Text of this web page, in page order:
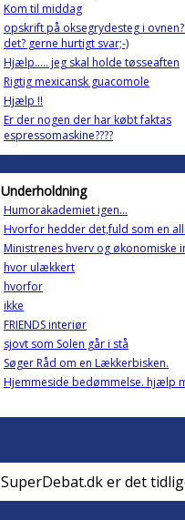
Kom til middag
opskrift på oksegrydesteg i
det? gerne hurtigt svar;-)
Hjælp..... jeg skal holde tøsseaften
Rigtig mexicansk guacomole
Hjælp !!
Er der nogen der har købt faktas
espressomaskine????
Underholdning
Humorakademiet igen...
Hvorfor hedder det,fuld som en
Ministrenes hverv og økonomiske
hvor ulækkert
hvorfor
ikke
FRIENDS interiør
sjovt som Solen går i stå
Søger Råd om en Lækkerbisken.
Hjemmeside bedømmelse. hjælp
SuperDebat.dk er det